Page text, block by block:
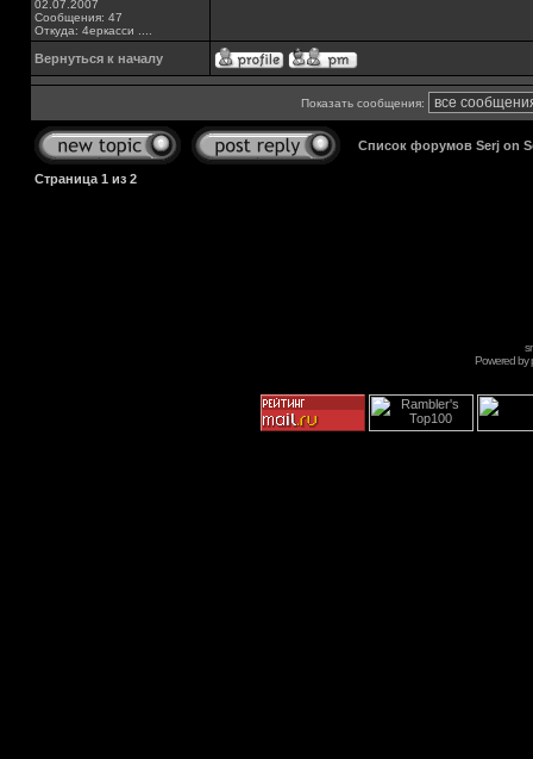
02.07.2007
Сообщения: 47
Откуда: 4еркасси ....
Вернуться к началу
Показать сообщения:
Список форумов Serj on
Страница 1 из 2
Powered by